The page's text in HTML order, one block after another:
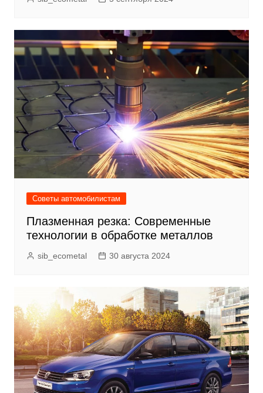
Советы автомобилистам
Плазменная резка: Современные
технологии в обработке металлов
sib_ecometal 30 августа 2024